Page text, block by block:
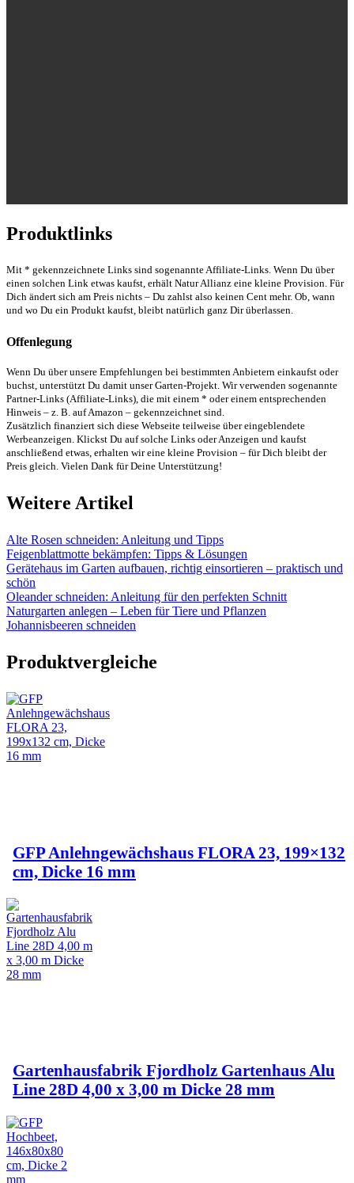
Produktlinks
Mit * gekennzeichnete Links sind sogenannte Affiliate-Links. Wenn Du über
einen solchen Link etwas kaufst, erhält Natur Allianz eine kleine Provision. Für
Dich ändert sich am Preis nichts – Du zahlst also keinen Cent mehr. Ob, wann
und wo Du ein Produkt kaufst, bleibt natürlich ganz Dir überlassen.
Offenlegung
Wenn Du über unsere Empfehlungen bei bestimmten Anbietern einkaufst oder
buchst, unterstützt Du damit unser Garten-Projekt. Wir verwenden sogenannte
Partner-Links (Affiliate-Links), die mit einem * oder einem entsprechenden
Hinweis – z. B. auf Amazon – gekennzeichnet sind.
Zusätzlich finanziert sich diese Webseite teilweise über eingeblendete
Werbeanzeigen. Klickst Du auf solche Links oder Anzeigen und kaufst
anschließend etwas, erhalten wir eine kleine Provision – für Dich bleibt der
Preis gleich. Vielen Dank für Deine Unterstützung!
Weitere Artikel
Alte Rosen schneiden: Anleitung und Tipps
Feigenblattmotte bekämpfen: Tipps & Lösungen
Gerätehaus im Garten aufbauen, richtig einsortieren – praktisch und
schön
Oleander schneiden: Anleitung für den perfekten Schnitt
Naturgarten anlegen – Leben für Tiere und Pflanzen
Johannisbeeren schneiden
Produktvergleiche
GFP Anlehngewächshaus FLORA 23, 199×132
cm, Dicke 16 mm
Gartenhausfabrik Fjordholz Gartenhaus Alu
Line 28D 4,00 x 3,00 m Dicke 28 mm